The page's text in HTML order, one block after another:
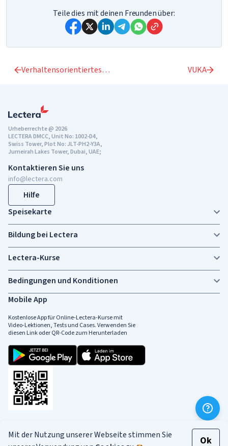
Teile dies mit deinen Freunden über:
Verhaltensorientiertes Marketing VUKA
Urheberrechte @ 2026
LECTERA DMCC, Unit No: 1002-D4,
Swiss Tower, Plot No: JLT-PH2-Y3A,
Jumeirah Lakes Tower, Dubai, UAE;
Kontaktieren Sie uns
info@lectera.com
Hilfe
Speisekarte
Bildung bei Lectera
Lectera-Kurse
Bedingungen und Konditionen
Mobile App
Kostenlose App für Online-Lectera-Kurse mit
Video-Lektionen, Tests und Cases. Verwenden Sie
diesen Link oder QR-Code zum Herunterladen
Mit der Nutzung unserer Webseite stimmen Sie
Ok